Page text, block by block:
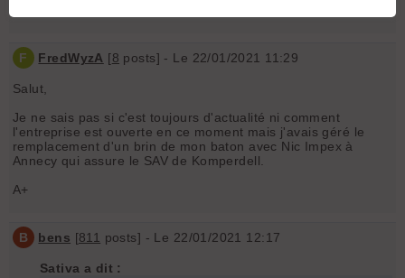
F FredWyzA [8 posts] - Le 22/01/2021 11:29
Salut,
Je ne sais pas si c'est toujours d'actualité ni comment
l'entreprise est ouverte en ce moment mais j'avais géré le
remplacement d'un brin de mon baton avec Nic Impex à
Annecy qui assure le SAV de Komperdell.
A+
B bens [811 posts] - Le 22/01/2021 12:17
Sativa a dit :